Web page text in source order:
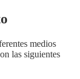
medios
las siguientes